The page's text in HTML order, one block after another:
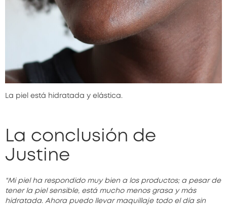
La piel está hidratada y elástica.
La conclusión de
Justine
"Mi piel ha respondido muy bien a los productos; a pesar de
tener la piel sensible, está mucho menos grasa y más
hidratada. Ahora puedo llevar maquillaje todo el día sin